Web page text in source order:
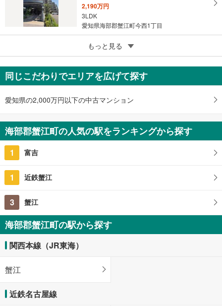
2,190万円
3LDK
愛知県海部郡蟹江町今西1丁目
ラビデンス蟹江ステーション
1,580万円
3LDK
愛知県海部郡蟹江町大字今字上六反田
もっと見る
同じこだわりでエリアを広げて探す
愛知県の2,000万円以下の中古マンション
海部郡蟹江町の人気の駅をランキングから探す
1 富吉
1 近鉄蟹江
3 蟹江
海部郡蟹江町の駅から探す
関西本線（JR東海）
蟹江
近鉄名古屋線